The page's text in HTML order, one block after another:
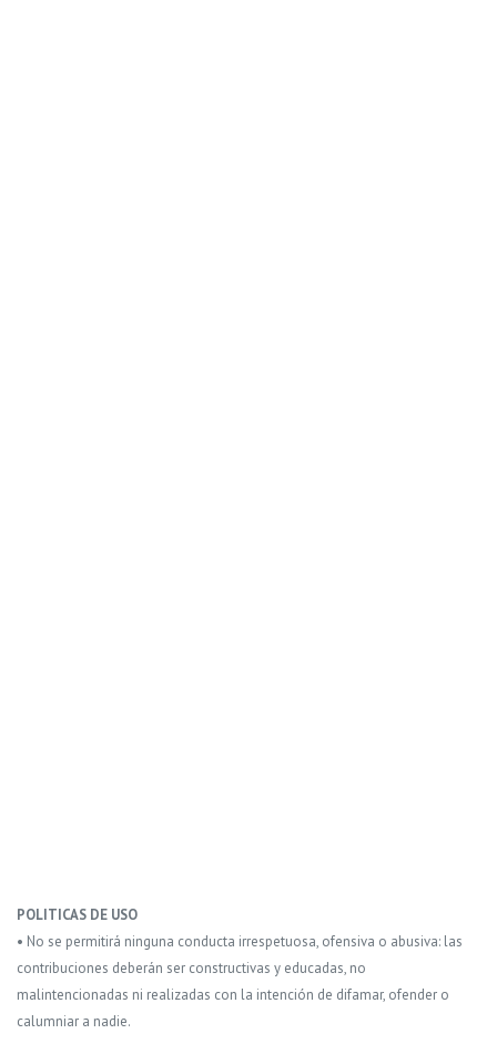
POLITICAS DE USO
• No se permitirá ninguna conducta irrespetuosa, ofensiva o abusiva: las
contribuciones deberán ser constructivas y educadas, no
malintencionadas ni realizadas con la intención de difamar, ofender o
calumniar a nadie.